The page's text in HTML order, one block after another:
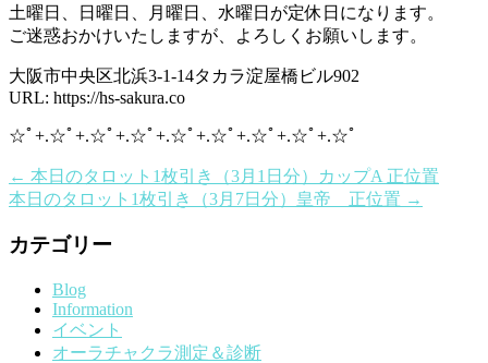
土曜日、日曜日、月曜日、水曜日が定休日になります。
ご迷惑おかけいたしますが、よろしくお願いします。
大阪市中央区北浜3-1-14タカラ淀屋橋ビル902
URL: https://hs-sakura.co
☆ﾟ+.☆ﾟ+.☆ﾟ+.☆ﾟ+.☆ﾟ+.☆ﾟ+.☆ﾟ+.☆ﾟ+.☆ﾟ
← 本日のタロット1枚引き（3月1日分）カップA 正位置
本日のタロット1枚引き（3月7日分）皇帝 正位置 →
カテゴリー
Blog
Information
イベント
オーラチャクラ測定＆診断